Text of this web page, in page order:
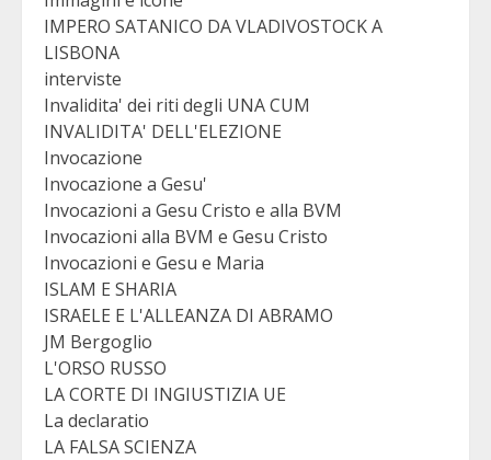
IMPERO SATANICO DA VLADIVOSTOCK A
LISBONA
interviste
Invalidita' dei riti degli UNA CUM
INVALIDITA' DELL'ELEZIONE
Invocazione
Invocazione a Gesu'
Invocazioni a Gesu Cristo e alla BVM
Invocazioni alla BVM e Gesu Cristo
Invocazioni e Gesu e Maria
ISLAM E SHARIA
ISRAELE E L'ALLEANZA DI ABRAMO
JM Bergoglio
L'ORSO RUSSO
LA CORTE DI INGIUSTIZIA UE
La declaratio
LA FALSA SCIENZA